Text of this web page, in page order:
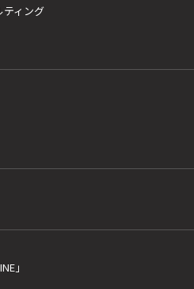
ティング
」